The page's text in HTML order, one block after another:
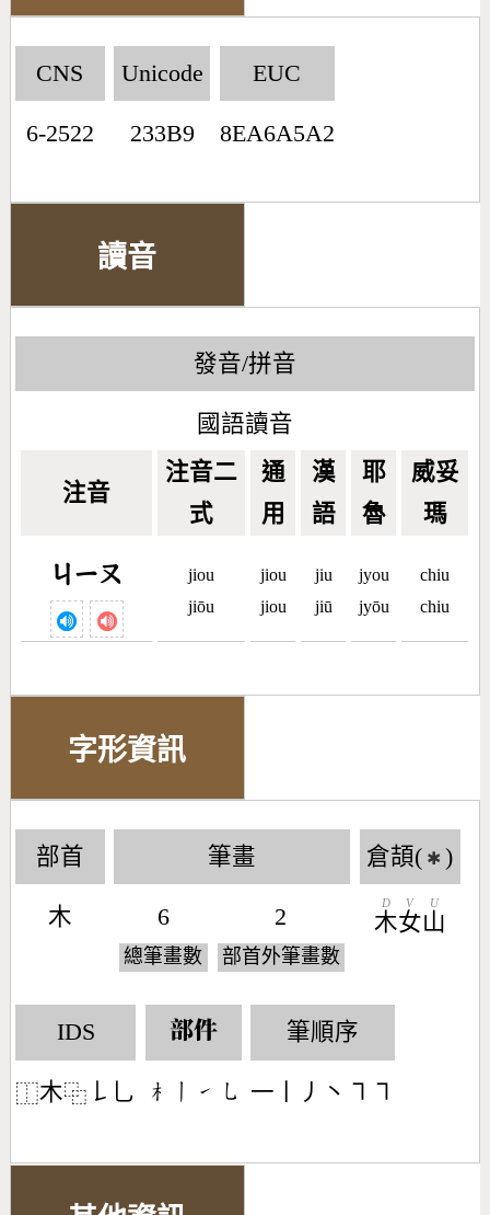
CNS
6-2522
Unicode
233B9
EUC
8EA6A5A2
讀音
發音/拼音
國語讀音
注音
注音二
式
通
用
漢
語
耶
魯
威妥
瑪
ㄐㄧㄡ
jiou
jiōu
jiou
jiou
jiu
jiū
jyou
jyōu
chiu
chiu
字形資訊
部首
木
筆畫
6
總筆畫數
2
部首外筆畫數
倉頡( ✱ )
木
D
女
V
山
U
IDS
⿰木⿻ 𠄌乚
部件
󶂸󶀂󶀁󶀈
筆順序
一丨丿丶㇕㇕